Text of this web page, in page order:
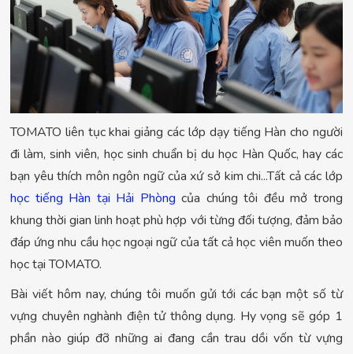
TOMATO liên tục khai giảng các lớp dạy tiếng Hàn cho người
đi làm, sinh viên, học sinh chuẩn bị du học Hàn Quốc, hay các
bạn yêu thích môn ngôn ngữ của xứ sở kim chi...Tất cả các lớp
học tiếng Hàn tại Hải Phòng của chúng tôi đều mở trong
khung thời gian linh hoạt phù hợp với từng đối tượng, đảm bảo
đáp ứng nhu cầu học ngoại ngữ của tất cả học viên muốn theo
học tại TOMATO.
Bài viết hôm nay, chúng tôi muốn gửi tới các bạn một số từ
vựng chuyên nghành điện tử thông dụng. Hy vọng sẽ góp 1
phần nào giúp đỡ những ai đang cần trau dồi vốn từ vựng